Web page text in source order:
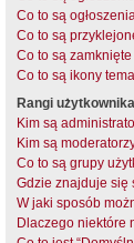
Co to są
Co to są
Co to są
Co to są ikony
Rangi
Kim są
Kim są
Co to są grupy
Gdzie znajduje się
W jaki sposób
Dlaczego niektóre